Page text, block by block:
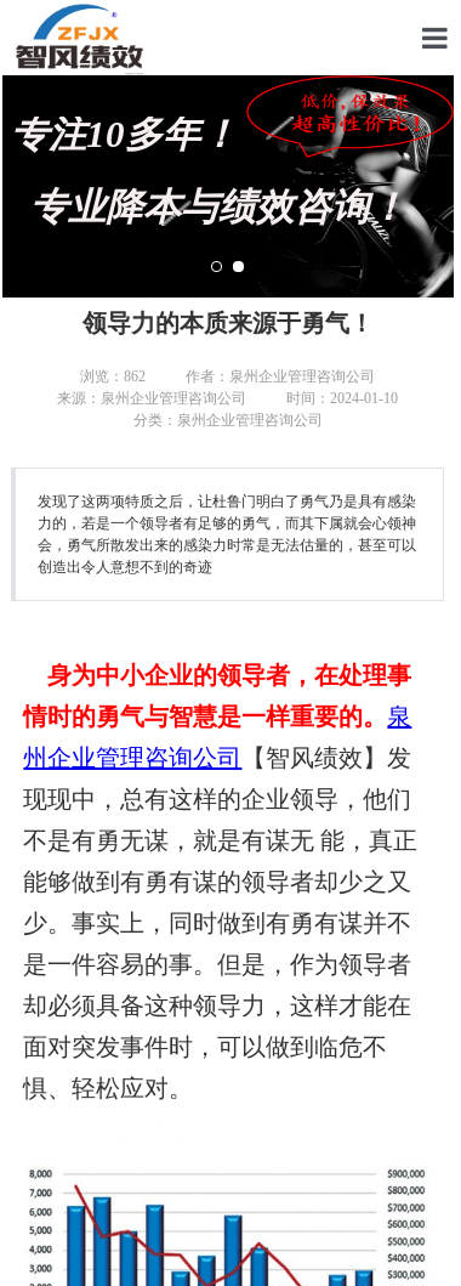
专注10多年！
专业降本与绩效咨询！
首页
关于我
管理咨
KPI绩
薪酬设
文化绩
领导力的本质来源于勇气！
浏览： 862
作者：泉州企业管理咨询公司
来源：泉州企业管理咨询公司
时间：2024-01-10
分类：泉州企业管理咨询公司
发现了这两项特质之后，让杜鲁门明白了勇气乃是具有感染
力的，若是一个领导者有足够的勇气，而其下属就会心领神
会，勇气所散发出来的感染力时常是无法估量的，甚至可以
创造出令人意想不到的奇迹
身为中小企业的领导者，在处理事
情时的勇气与智慧是一样重要的。 泉
州企业管理咨询公司
【智风绩效】发
现现中，总有这样的企业领导，他们
不是有勇无谋，就是有谋无 能，真正
能够做到有勇有谋的领导者却少之又
少。事实上，同时做到有勇有谋并不
是一件容易的事。但是，作为领导者
却必须具备这种领导力，这样才能在
面对突发事件时，可以做到临危不
惧、轻松应对。